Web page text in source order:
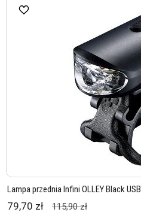
Lampa przednia Infini OLLEY Black USB
79,70 zł 115,90 zł